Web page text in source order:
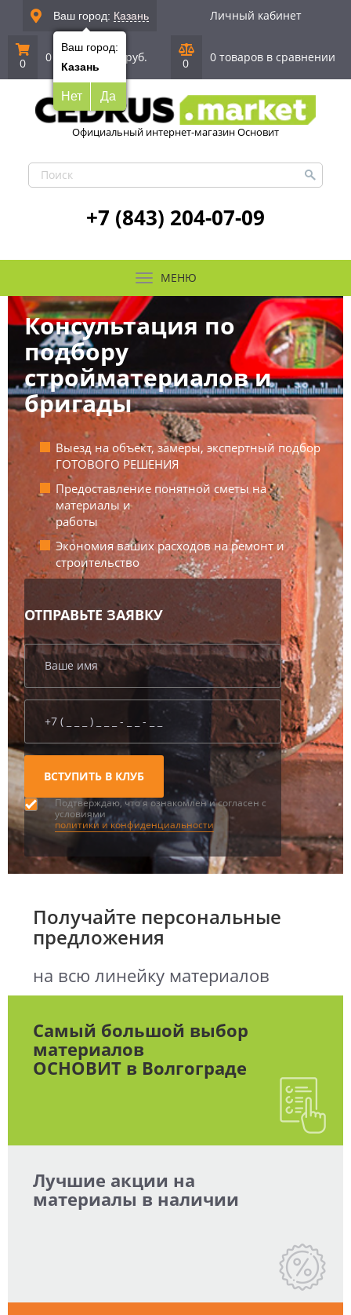
Ваш город: Казань
Ваш город:
Казань
Нет Да
Личный кабинет
0 0 позиций | 0 руб. 0 0 товаров в сравнении
Официальный интернет-магазин Основит
+7 (843) 204-07-09
МЕНЮ
Консультация по
подбору
стройматериалови
бригады
Выезд на объект, замеры, экспертный подбор
ГОТОВОГО РЕШЕНИЯ
Предоставление понятной сметы на
материалы и
работы
Экономия ваших расходов на ремонт и
строительство
ОТПРАВЬТЕ ЗАЯВКУ
Подтверждаю, что я ознакомлен и согласен с
условиями
политики и конфиденциальности
Получайте персональные
предложения
на всю линейку материалов
Самый большой выбор
материалов
ОСНОВИТ в Волгограде
Лучшие акции на
материалы в наличии